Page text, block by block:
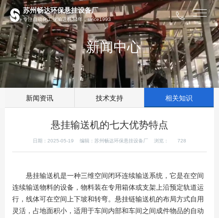
苏州畅达环保悬挂设备厂
专注自动化工业输送机34年，since1993
新闻中心
新闻资讯 技术支持 相关知识
悬挂输送机的七大优势特点
日期：2025-05-19 编辑：苏州畅达环保悬挂设备厂 浏览： 728
悬挂输送机是一种三维空间闭环连续输送系统，它是在空间
连续输送物料的设备，物料装在专用箱体或支架上沿预定轨道运
行，线体可在空间上下坡和转弯。悬挂链输送机的布局方式自用
灵活，占地面积小，适用于车间内部和车间之间成件物品的自动